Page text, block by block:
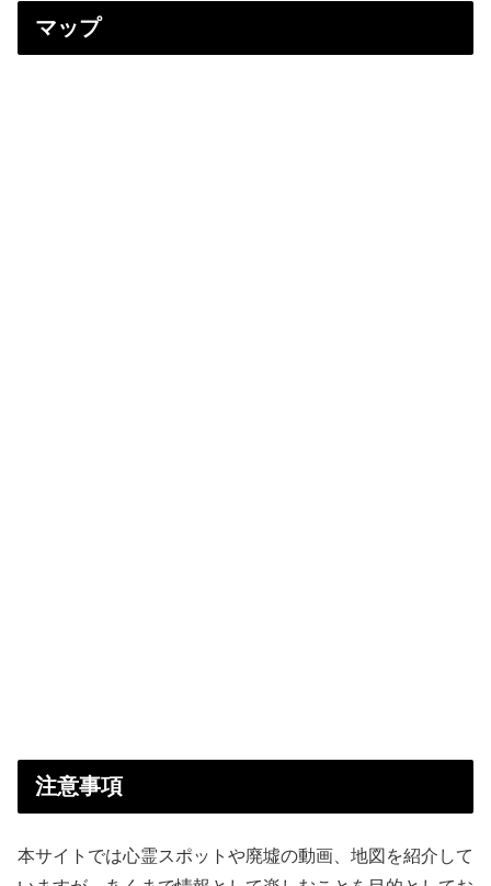
マップ
注意事項
本サイトでは心霊スポットや廃墟の動画、地図を紹介して